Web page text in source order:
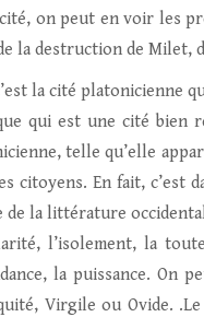
on peut en voir les
la destruction de Milet,
la cité platonicienne
qui est une cité bien
telle qu’elle
citoyens. En fait, c’est
de la littérature
l’isolement, la
la puissance. On
Virgile ou Ovide.